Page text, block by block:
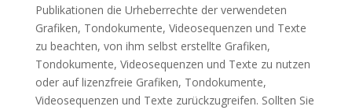
Publikationen die Urheberrechte der verwendeten
Grafiken, Tondokumente, Videosequenzen und Texte
zu beachten, von ihm selbst erstellte Grafiken,
Tondokumente, Videosequenzen und Texte zu nutzen
oder auf lizenzfreie Grafiken, Tondokumente,
Videosequenzen und Texte zurückzugreifen. Sollten Sie